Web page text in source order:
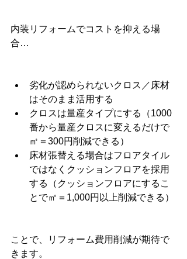
内装リフォームでコストを抑える場
合…
劣化が認められないクロス／床材
はそのまま活用する
クロスは量産タイプにする（1000
番から量産クロスに変えるだけで
㎡＝300円削減できる）
床材張替える場合はフロアタイル
ではなくクッションフロアを採用
する（クッションフロアにするこ
とで㎡＝1,000円以上削減できる）
ことで、リフォーム費用削減が期待で
きます。